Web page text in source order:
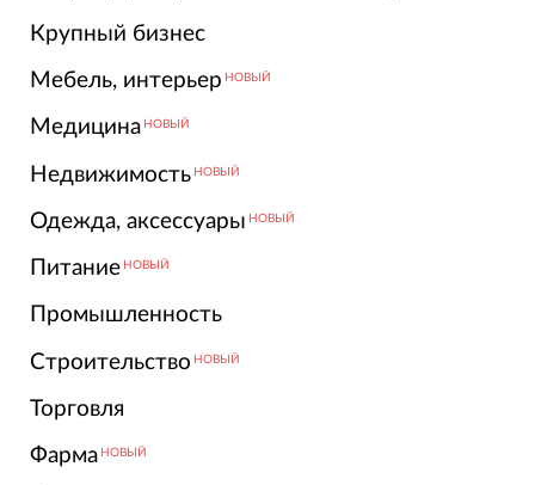
Крупный бизнес
Мебель, интерьер НОВЫЙ
Медицина НОВЫЙ
Недвижимость НОВЫЙ
Одежда, аксессуары НОВЫЙ
Питание НОВЫЙ
Промышленность
Строительство НОВЫЙ
Торговля
Фарма НОВЫЙ